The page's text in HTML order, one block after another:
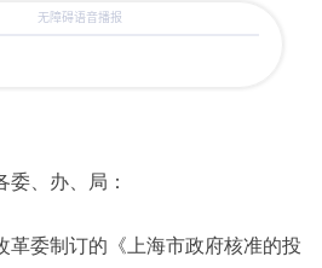
、办、局：
委制订的《上海市政府核准的投